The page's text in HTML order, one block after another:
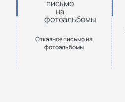
Отказное письмо на
фотоальбомы